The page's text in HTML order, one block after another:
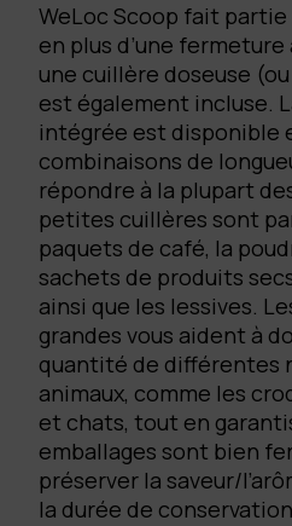
WeLoc Scoop fait
en plus d’une
une cuillère doseuse
est également incluse.
intégrée est disponible
combinaisons de
répondre à la plupart
petites cuillères sont
paquets de café, la
sachets de produits
ainsi que les lessives.
grandes vous aident à
quantité de différentes
animaux, comme les
et chats, tout en
emballages sont bien
préserver la saveur/
la durée de